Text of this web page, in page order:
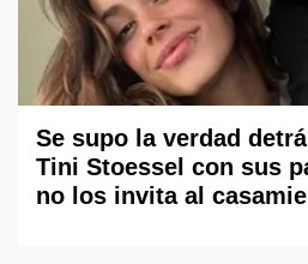
Se supo la verdad
Tini Stoessel con sus
no los invita al